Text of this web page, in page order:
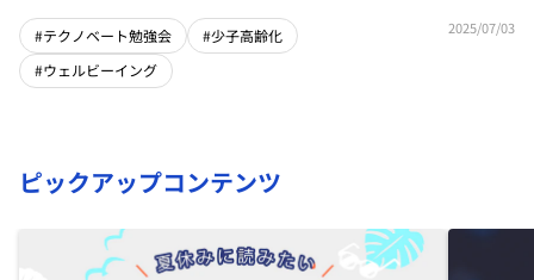
#テクノベート勉強会
#少子高齢化
#ウェルビーイング
2025/07/03
ピックアップコンテンツ